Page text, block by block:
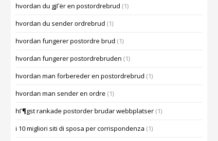
hvordan du gjГёr en postordrebrud (1)
hvordan du sender ordrebrud (1)
hvordan fungerer postordre brud (1)
hvordan fungerer postordrebruden (1)
hvordan man forbereder en postordrebrud (1)
hvordan man sender en ordre (1)
hГ¶gst rankade postorder brudar webbplatser (1)
i 10 migliori siti di sposa per corrispondenza (1)